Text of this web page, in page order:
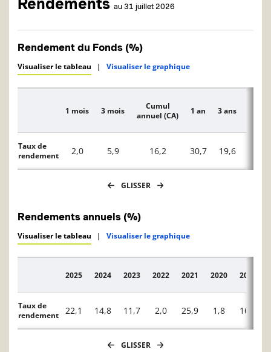
Rendements au 31 juillet 2026
Rendement du Fonds (%)
Visualiser le tableau | Visualiser le graphique
Description
1 mois 3 mois
Cumul
annuel (CA)
1 an 3 ans
Taux de
rendement
2,0 5,9 16,2 30,7 19,6
GLISSER
Rendements annuels (%)
Visualiser le tableau | Visualiser le graphique
Description
2025 2024 2023 2022 2021 2020 2019
Taux de
rendement
22,1 14,8 11,7 2,0 25,9 1,8 16,9
GLISSER